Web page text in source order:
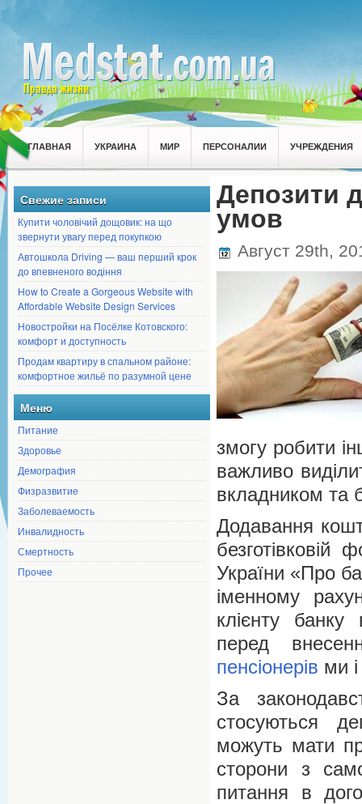
ГЛАВНАЯ УКРАИНА МИР ПЕРСОНАЛИИ УЧРЕЖДЕНИЯ
Свежие записи
Купити чоловічий дощовик: на що
звернути увагу перед покупкою
Автошкола Driving — ваш перший крок
до впевненого водіння
How to Create a Gorgeous Website with
Affordable Website Design Services
Новостройки на Посёлке Котовского:
комфорт и доступность
Продам квартиру в спальном районе:
комфортное жильё по разумной цене
Меню
Питание
Здоровье
Демография
Физразвитие
Заболеваемость
Инвалидность
Смертность
Прочее
Депозити
умов
Август 29th,
змогу робити
важливо
вкладником та
Додавання
України «Про
іменному
клієнту банку
перед
пенсіонерів ми
За
стосуються
можуть мати
сторони з
питання в